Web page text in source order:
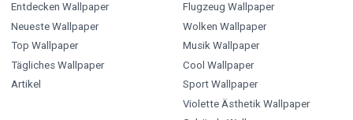
Entdecken Wallpaper
Neueste Wallpaper
Top Wallpaper
Tägliches Wallpaper
Artikel
Flugzeug Wallpaper
Wolken Wallpaper
Musik Wallpaper
Cool Wallpaper
Sport Wallpaper
Violette Ästhetik Wallpaper